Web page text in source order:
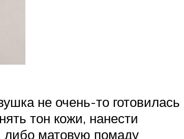
не очень-то готовилась
тон кожи, нанести
либо матовую помаду